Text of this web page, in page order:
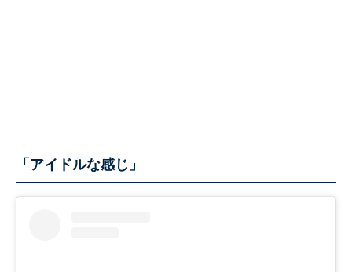
「アイドルな感じ」